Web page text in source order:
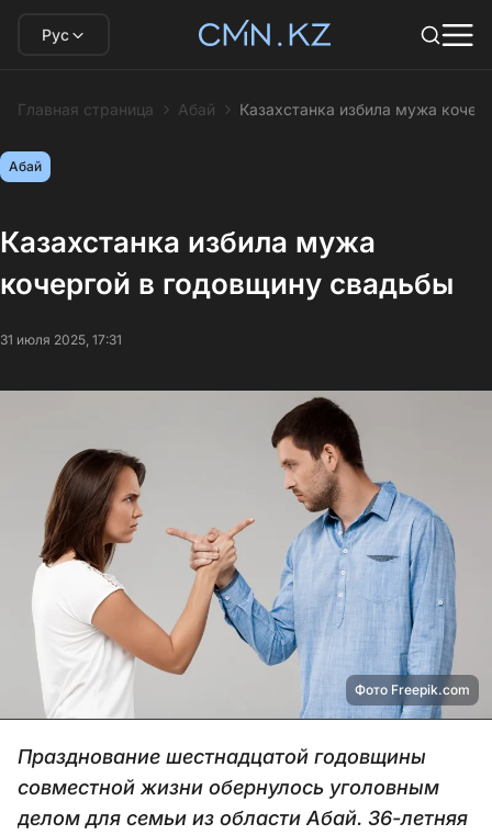
Рус
Главная страница Абай Казахстанка избила мужа
Абай
Казахстанка избила мужа
кочергой в годовщину свадьбы
31 июля 2025, 17:31
Фото Freepik.com
Празднование шестнадцатой годовщины
совместной жизни обернулось уголовным
делом для семьи из области Абай. 36-летняя